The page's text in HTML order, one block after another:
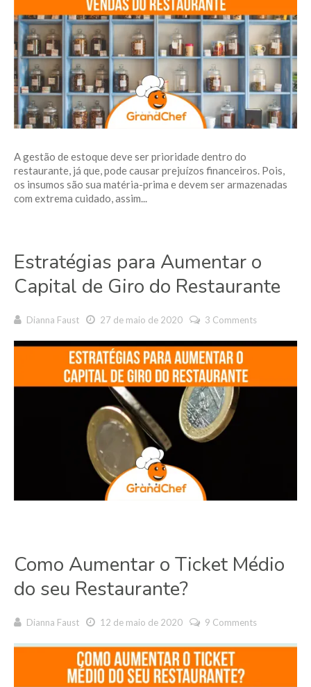
A gestão de estoque deve ser prioridade dentro do
restaurante, já que, pode causar prejuízos financeiros. Pois,
os insumos são sua matéria-prima e devem ser armazenadas
com extrema cuidado, assim...
Estratégias para Aumentar o
Capital de Giro do Restaurante
Dianna Faust 27 de maio de 2020 3 Comments
Como Aumentar o Ticket Médio
do seu Restaurante?
Dianna Faust 12 de maio de 2020 9 Comments